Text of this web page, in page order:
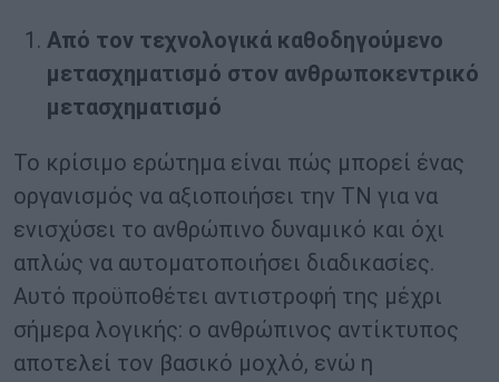
Από τον τεχνολογικά καθοδηγούμενο
μετασχηματισμό στον ανθρωποκεντρικό
μετασχηματισμό
Το κρίσιμο ερώτημα είναι πώς μπορεί ένας
οργανισμός να αξιοποιήσει την ΤΝ για να
ενισχύσει το ανθρώπινο δυναμικό και όχι
απλώς να αυτοματοποιήσει διαδικασίες.
Αυτό προϋποθέτει αντιστροφή της μέχρι
σήμερα λογικής: ο ανθρώπινος αντίκτυπος
αποτελεί τον βασικό μοχλό, ενώ η